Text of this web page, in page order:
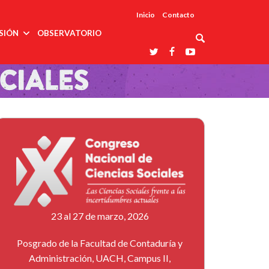
Inicio Contacto
ciencias
pública
social
Asociaciones
profesionales
temáticas
Laboratorios
nacionales
Entidades
afines
De México
En Su 475
Aniversario
OBSERVATORIO
23 al 27 de marzo, 2026
Posgrado de la Facultad de Contaduría y
Administración, UACH, Campus II,